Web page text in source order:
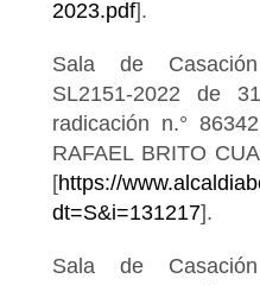
2023.pdf].
Sala de
SL2151-2022 de
radicación n.°
RAFAEL BRITO
[https://
dt=S&i=131217].
Sala de